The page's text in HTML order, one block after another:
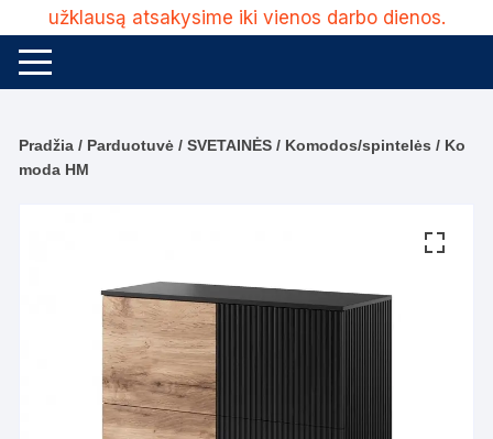
užklausą atsakysime iki vienos darbo dienos.
Pradžia / Parduotuvė /SVETAINĖS / Komodos/spintelės / Ko
moda HM